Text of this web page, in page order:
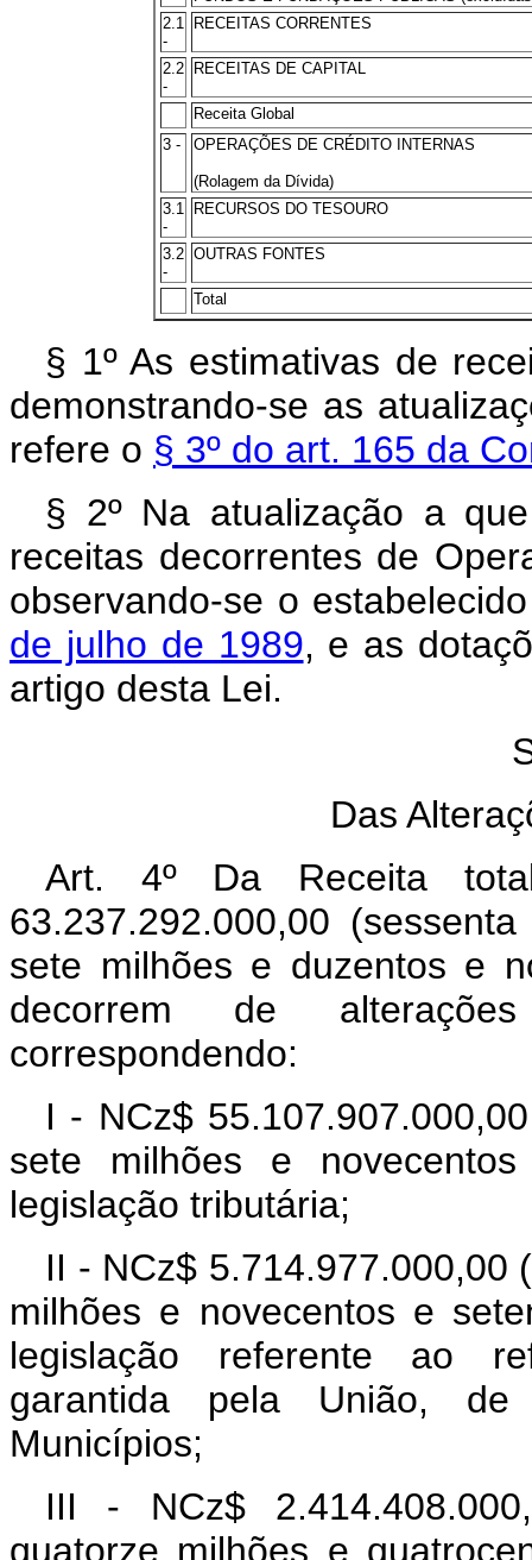
2.1
-
RECEITAS CORRENTES
2.2
-
RECEITAS DE CAPITAL
Receita Global
3 -
OPERAÇÕES DE CRÉDITO INTERNAS
(Rolagem da Dívida)
3.1
-
RECURSOS DO TESOURO
3.2
-
OUTRAS FONTES
Total
§ 1º As estimativas de
demonstrando-se as
refere o § 3º do art. 165 da
§ 2º Na atualização a
receitas decorrentes de
observando-se o
de julho de 1989, e as
artigo desta Lei.
Das
Art. 4º Da Receita
63.237.292.000,00
sete milhões e duzentos e
decorrem de
correspondendo:
I - NCz$
sete milhões e
legislação tributária;
II - NCz$ 5.714.977.000,00
milhões e novecentos e
legislação referente ao
garantida pela União,
Municípios;
III - NCz$
quatorze milhões e